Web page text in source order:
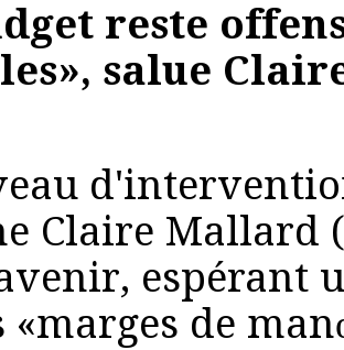
reste
salue
Claire Mallard
espérant
«marges de